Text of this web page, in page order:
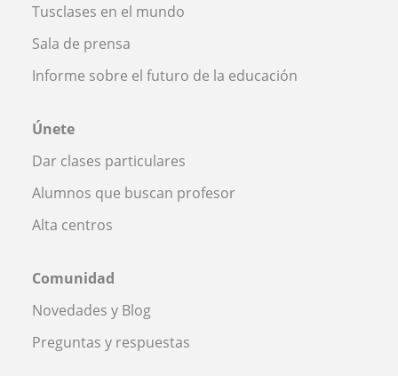
Tusclases en el mundo
Sala de prensa
Informe sobre el futuro de la educación
Únete
Dar clases particulares
Alumnos que buscan profesor
Alta centros
Comunidad
Novedades y Blog
Preguntas y respuestas